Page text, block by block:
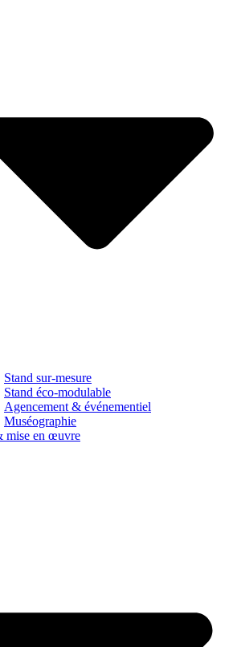
Stand sur-mesure
Stand éco-modulable
Agencement & événementiel
Muséographie
mise en œuvre